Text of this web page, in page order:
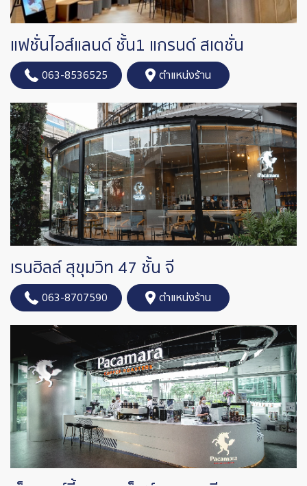
แฟชั่นไอส์แลนด์ ชั้น1 แกรนด์ สเตชั่น
063-8536525 ตำแหน่งร้าน
เรนฮิลล์ สุขุมวิท 47 ชั้น จี
063-8707590 ตำแหน่งร้าน